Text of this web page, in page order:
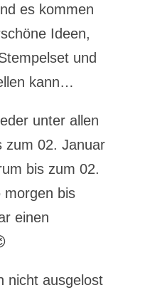
es kommen
Ideen,
und
kann…
unter allen
zum 02. Januar
bis zum 02.
morgen bis
einen
nicht ausgelost